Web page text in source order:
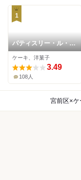
1
パティスリー・ル・ネ
グレスコ
ケーキ、洋菓子
3.49
108人
宮前区×ケ